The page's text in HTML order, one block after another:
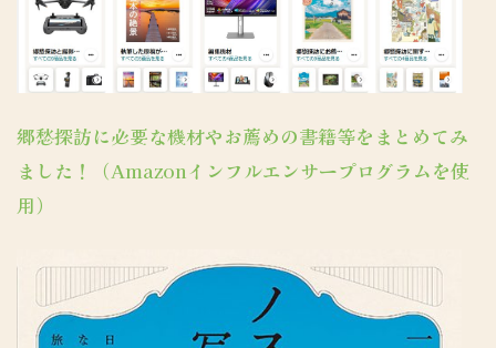
郷愁探訪に必要な機材やお薦めの書籍等をまとめてみ
ました！（Amazonインフルエンサープログラムを使
用）